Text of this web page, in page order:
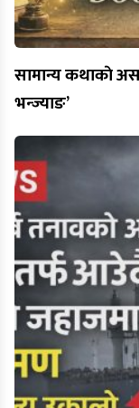
सामान्य कथाकाे
भन्ज्याङ’